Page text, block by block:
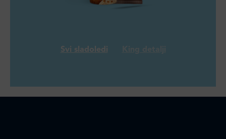
Svi sladoledi